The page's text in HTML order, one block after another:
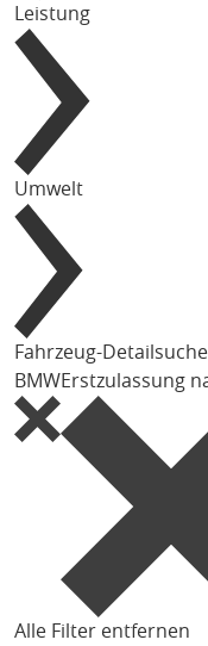
Leistung
Umwelt
Fahrzeug-Detailsuche
BMWErstzulassung
Alle Filter entfernen